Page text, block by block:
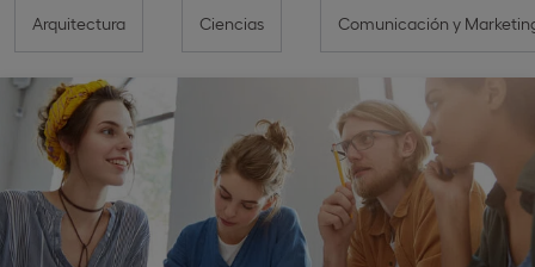
Arquitectura Ciencias Comunicación y